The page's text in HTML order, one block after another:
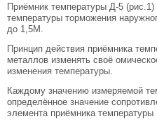
Приёмник температуры Д-5
температуры торможения
до 1,5М.
Принцип действия приёмника
металлов изменять своё
изменения температуры.
Каждому значению измеряемой
определённое значение
элемента приёмника температуры